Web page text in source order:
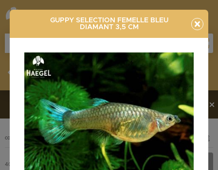
GUPPY SELECTION FEMELLE BLEU
DIAMANT 3,5 CM
Stocklist Recherche
Vous souhaitez en découvrir davantage ?
Contactez-
nous !
Stocklist complète
CODE DÉSIGNATION
PHOTO
+ INFOS
4064406 GUPPY SELECTION FEMELLE BLEU DIAMANT 3,5 cm